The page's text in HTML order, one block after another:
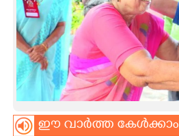
INFO+
ART
ASTRO
ഈ വാർത്ത കേൾക്കാം